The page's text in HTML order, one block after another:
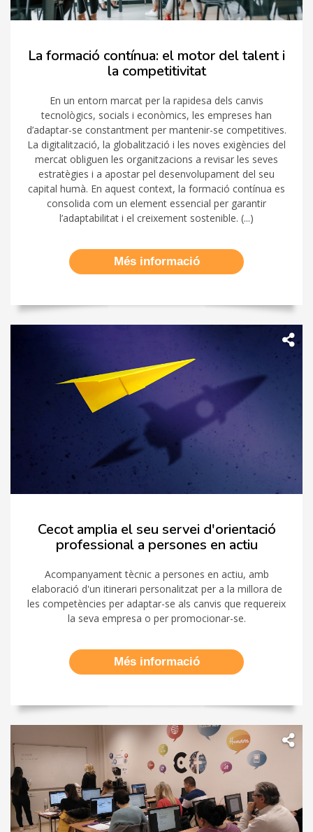
La formació contínua: el motor del talent i
la competitivitat
En un entorn marcat per la rapidesa dels canvis
tecnològics, socials i econòmics, les empreses han
d’adaptar-se constantment per mantenir-se competitives.
La digitalització, la globalització i les noves exigències del
mercat obliguen les organitzacions a revisar les seves
estratègies i a apostar pel desenvolupament del seu
capital humà. En aquest context, la formació contínua es
consolida com un element essencial per garantir
l’adaptabilitat i el creixement sostenible. (...)
Més informació
Cecot amplia el seu servei d'orientació
professional a persones en actiu
Acompanyament tècnic a persones en actiu, amb
elaboració d'un itinerari personalitzat per a la millora de
les competències per adaptar-se als canvis que requereix
la seva empresa o per promocionar-se.
Més informació